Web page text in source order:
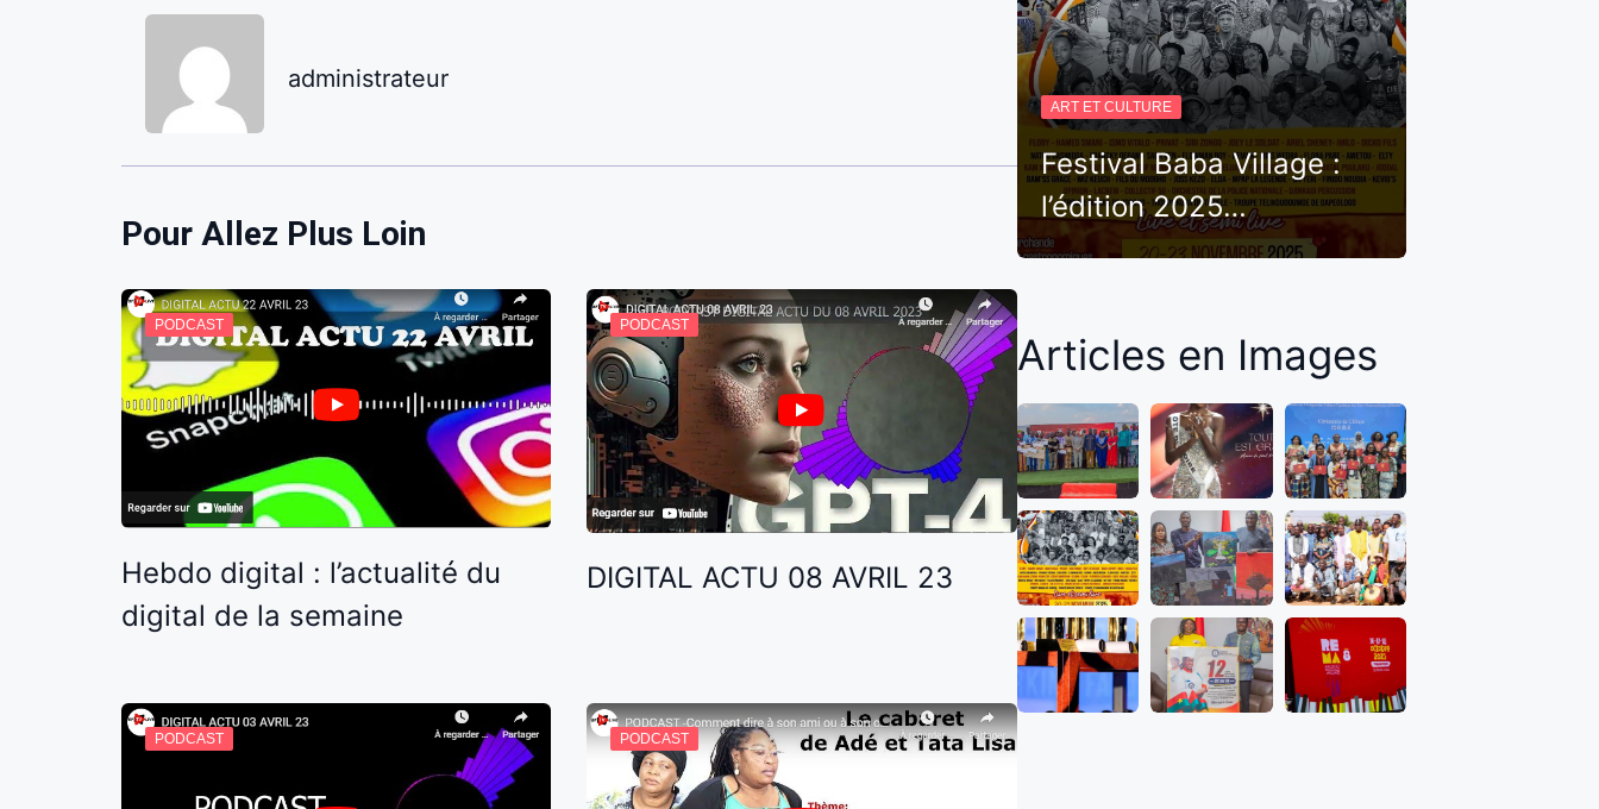
administrateur
Pour Allez Plus Loin
PODCAST
Hebdo digital : l’actualité du
digital de la semaine
PODCAST
DIGITAL ACTU 08 AVRIL 23
PODCAST PODCAST
ART ET CULTURE
Festival Baba Village :
l’édition 2025…
Articles en Images